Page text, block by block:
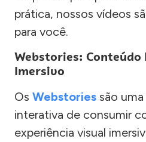
prática, nossos vídeos
para você.
Webstories:
Imersivo
Os Webstories são
interativa de consumir
experiência visual